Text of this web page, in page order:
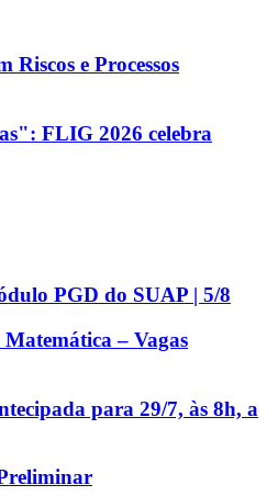
Riscos e Processos
FLIG 2026 celebra
PGD do SUAP | 5/8
Matemática – Vagas
para 29/7, às 8h, a